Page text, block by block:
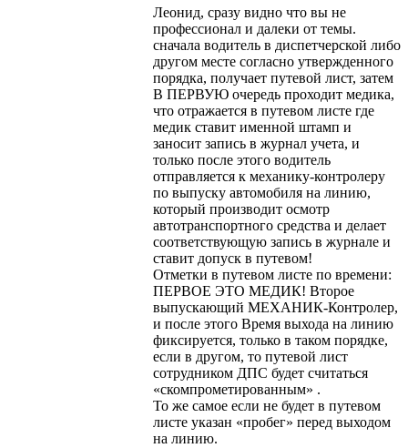
Леонид, сразу видно что вы не
профессионал и далеки от темы.
сначала водитель в диспетчерской либо
другом месте согласно утвержденного
порядка, получает путевой лист, затем
В ПЕРВУЮ очередь проходит медика,
что отражается в путевом листе где
медик ставит именной штамп и
заносит запись в журнал учета, и
только после этого водитель
отправляется к механику-контролеру
по выпуску автомобиля на линию,
который производит осмотр
автотранспортного средства и делает
соответствующую запись в журнале и
ставит допуск в путевом!
Отметки в путевом листе по времени:
ПЕРВОЕ ЭТО МЕДИК! Второе
выпускающий МЕХАНИК-Контролер,
и после этого Время выхода на линию
фиксируется, только в таком порядке,
если в другом, то путевой лист
сотрудником ДПС будет считаться
«скомпрометированным» .
То же самое если не будет в путевом
листе указан «пробег» перед выходом
на линию.